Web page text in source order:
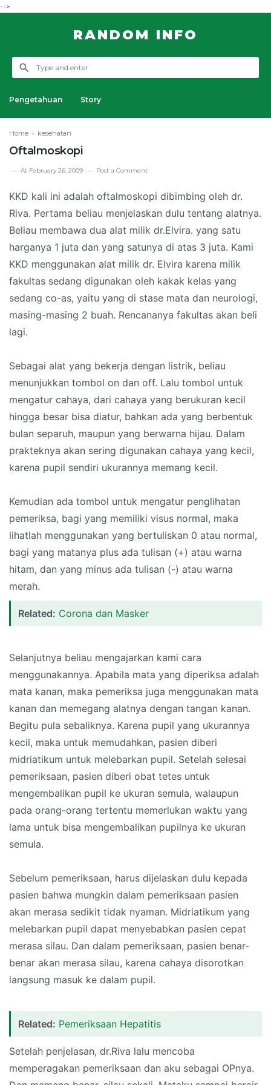
-->
RANDOM INFO
Pengetahuan Story
Home › kesehatan
Oftalmoskopi
At February 26, 2009 Post a Comment
KKD kali ini adalah oftalmoskopi dibimbing oleh dr.
Riva. Pertama beliau menjelaskan dulu tentang alatnya.
Beliau membawa dua alat milik dr.Elvira. yang satu
harganya 1 juta dan yang satunya di atas 3 juta. Kami
KKD menggunakan alat milik dr. Elvira karena milik
fakultas sedang digunakan oleh kakak kelas yang
sedang co-as, yaitu yang di stase mata dan neurologi,
masing-masing 2 buah. Rencananya fakultas akan beli
lagi.
Sebagai alat yang bekerja dengan listrik, beliau
menunjukkan tombol on dan off. Lalu tombol untuk
mengatur cahaya, dari cahaya yang berukuran kecil
hingga besar bisa diatur, bahkan ada yang berbentuk
bulan separuh, maupun yang berwarna hijau. Dalam
prakteknya akan sering digunakan cahaya yang kecil,
karena pupil sendiri ukurannya memang kecil.
Kemudian ada tombol untuk mengatur penglihatan
pemeriksa, bagi yang memiliki visus normal, maka
lihatlah menggunakan yang bertuliskan 0 atau normal,
bagi yang matanya plus ada tulisan (+) atau warna
hitam, dan yang minus ada tulisan (-) atau warna
merah.
Related: Corona dan Masker
Selanjutnya beliau mengajarkan kami cara
menggunakannya. Apabila mata yang diperiksa adalah
mata kanan, maka pemeriksa juga menggunakan mata
kanan dan memegang alatnya dengan tangan kanan.
Begitu pula sebaliknya. Karena pupil yang ukurannya
kecil, maka untuk memudahkan, pasien diberi
midriatikum untuk melebarkan pupil. Setelah selesai
pemeriksaan, pasien diberi obat tetes untuk
mengembalikan pupil ke ukuran semula, walaupun
pada orang-orang tertentu memerlukan waktu yang
lama untuk bisa mengembalikan pupilnya ke ukuran
semula.
Sebelum pemeriksaan, harus dijelaskan dulu kepada
pasien bahwa mungkin dalam pemeriksaan pasien
akan merasa sedikit tidak nyaman. Midriatikum yang
melebarkan pupil dapat menyebabkan pasien cepat
merasa silau. Dan dalam pemeriksaan, pasien benar-
benar akan merasa silau, karena cahaya disorotkan
langsung masuk ke dalam pupil.
Related: Pemeriksaan Hepatitis
Setelah penjelasan, dr.Riva lalu mencoba
memperagakan pemeriksaan dan aku sebagai OPnya.